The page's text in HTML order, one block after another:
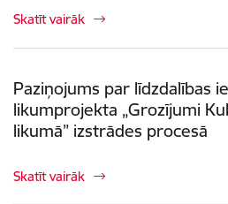
Skatīt vairāk
Paziņojums par līdzdalības
likumprojekta „Grozījumi
likumā” izstrādes procesā
Skatīt vairāk